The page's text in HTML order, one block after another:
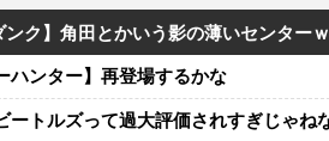
ンク】角田とかいう影の薄いセンター
ハンター】再登場するかな
ートルズって過大評価されすぎじゃね